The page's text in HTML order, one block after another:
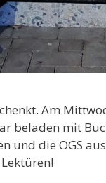
Am
beladen mit
und die OGS